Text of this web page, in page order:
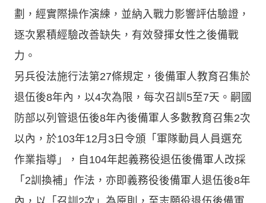
劃，經實際操作演練，並納入戰力影響評估驗證，
逐次累積經驗改善缺失，有效發揮女性之後備戰
力。
另兵役法施行法第27條規定，後備軍人教育召集於
退伍後8年內，以4次為限，每次召訓5至7天。嗣國
防部以列管退伍後8年內後備軍人多數教育召集2次
以內，於103年12月3日令頒「軍隊動員人員選充
作業指導」，自104年起義務役退伍後備軍人改採
「2訓換補」作法，亦即義務役後備軍人退伍後8年